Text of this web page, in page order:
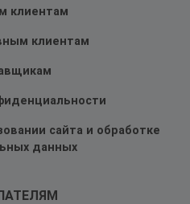
клиентам
клиентам
сайта и обработке
данных